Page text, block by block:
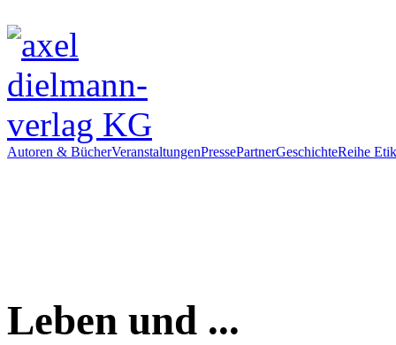
Autoren & BücherVeranstaltungenPressePartnerGeschichteReihe
Leben und ...